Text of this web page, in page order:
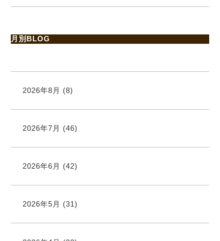
月別BLOG
2026年8月 (8)
2026年7月 (46)
2026年6月 (42)
2026年5月 (31)